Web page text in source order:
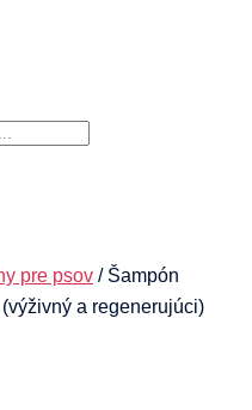
pre psov / Šampón
a regenerujúci)